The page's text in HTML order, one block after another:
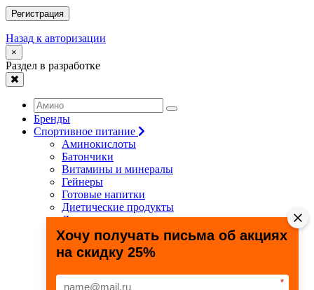
Регистрация
Назад к авторизации
×
Раздел в разработке
Бренды
Спортивное питание
Аминокислоты
Батончики
Витамины и минералы
Гейнеры
Готовые напитки
Диетические продукты
Для связок и суставов
Жиросжигатели
Здоровье и долголетие
Креатин
Специальные препараты
Хочу получать письма об акциях
на скидку 25%
*